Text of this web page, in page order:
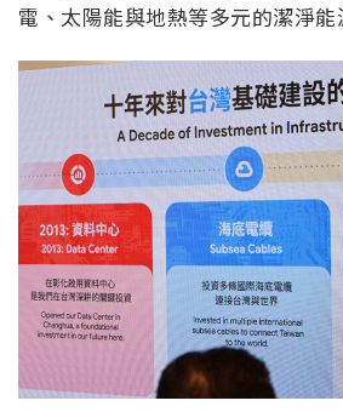
電、太陽能與地熱等多元的潔淨能